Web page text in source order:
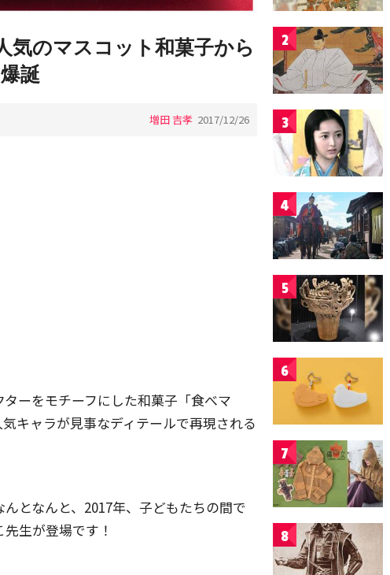
のマスコット和菓子から
誕
増田 吉孝 2017/12/26
ーをモチーフにした和菓子「食べマ
キャラが見事なディテールで再現される
となんと、2017年、子どもたちの間で
生が登場です！
2
3
4
5
6
7
8